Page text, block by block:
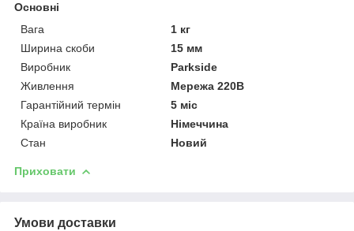
Основні
Вага
1 кг
Ширина скоби
15 мм
Виробник
Parkside
Живлення
Мережа 220В
Гарантійний термін
5 міс
Країна виробник
Німеччина
Стан
Новий
Приховати
Умови доставки